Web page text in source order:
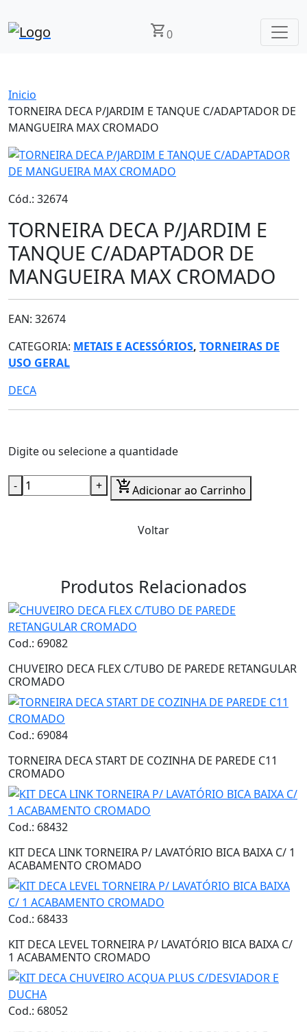
shopping_cart0
Inicio
TORNEIRA DECA P/JARDIM E TANQUE C/ADAPTADOR DE
MANGUEIRA MAX CROMADO
Cód.: 32674
TORNEIRA DECA P/JARDIM E
TANQUE C/ADAPTADOR DE
MANGUEIRA MAX CROMADO
EAN: 32674
CATEGORIA: METAIS E ACESSÓRIOS, TORNEIRAS DE
USO GERAL
DECA
Digite ou selecione a quantidade
- + add_shopping_cartAdicionar ao Carrinho
Voltar
Produtos Relacionados